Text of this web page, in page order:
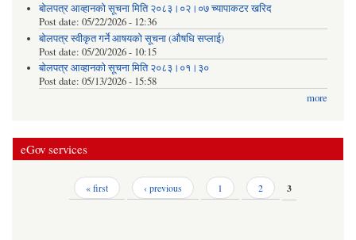
बोलपत्र आव्हानको सूचना मिति २०८३।०२।०७ च्यापाकटर खरिद
Post date: 05/22/2026 - 12:36
बोलपत्र स्वीकृत गर्ने आषयको सूचना (औषधि सप्लाई)
Post date: 05/20/2026 - 10:15
बोलपत्र आव्हानको सूचना मिति २०८३।०१।३०
Post date: 05/13/2026 - 15:58
more
eGov services
« first ‹ previous 1 2 3